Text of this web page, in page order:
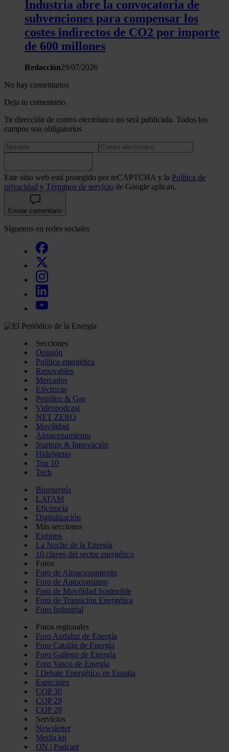
Industria abre la convocatoria de
subvenciones para compensar los
costes indirectos de CO2 por importe
de 600 millones
Redacción29/07/2026
No hay comentarios
Deja tu comentario
Tu dirección de correo electrónico no será publicada. Todos los
campos son obligatorios
Este sitio web está protegido por reCAPTCHA y la Política de
privacidad y Términos de servicio de Google aplican.
Enviar comentario
Síguenos en redes sociales
Secciones
Opinión
Política energética
Renovables
Mercados
Eléctricas
Petróleo & Gas
Videopodcast
NET ZERO
Movilidad
Almacenamiento
Startups & Innovación
Hidrógeno
Top 10
Tech
Bioenergía
LATAM
Eficiencia
Digitalización
Más secciones
Eventos
La Noche de la Energía
10 claves del sector energético
Foros
Foro de Almacenamiento
Foro de Autoconsumo
Foro de Movilidad Sostenible
Foro de Transición Energética
Foro Industrial
Foros regionales
Foro Andaluz de Energía
Foro Catalán de Energía
Foro Gallego de Energía
Foro Vasco de Energía
I Debate Energético en España
Especiales
COP 30
COP 29
COP 28
Servicios
Newsletter
Media kit
ON | Podcast